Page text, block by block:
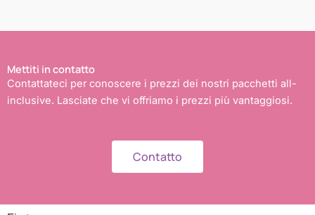
Mettiti in contatto
Contattateci per conoscere i prezzi dei nostri pacchetti all-
inclusive. Lasciate che vi offriamo i prezzi più vantaggiosi.
Contatto